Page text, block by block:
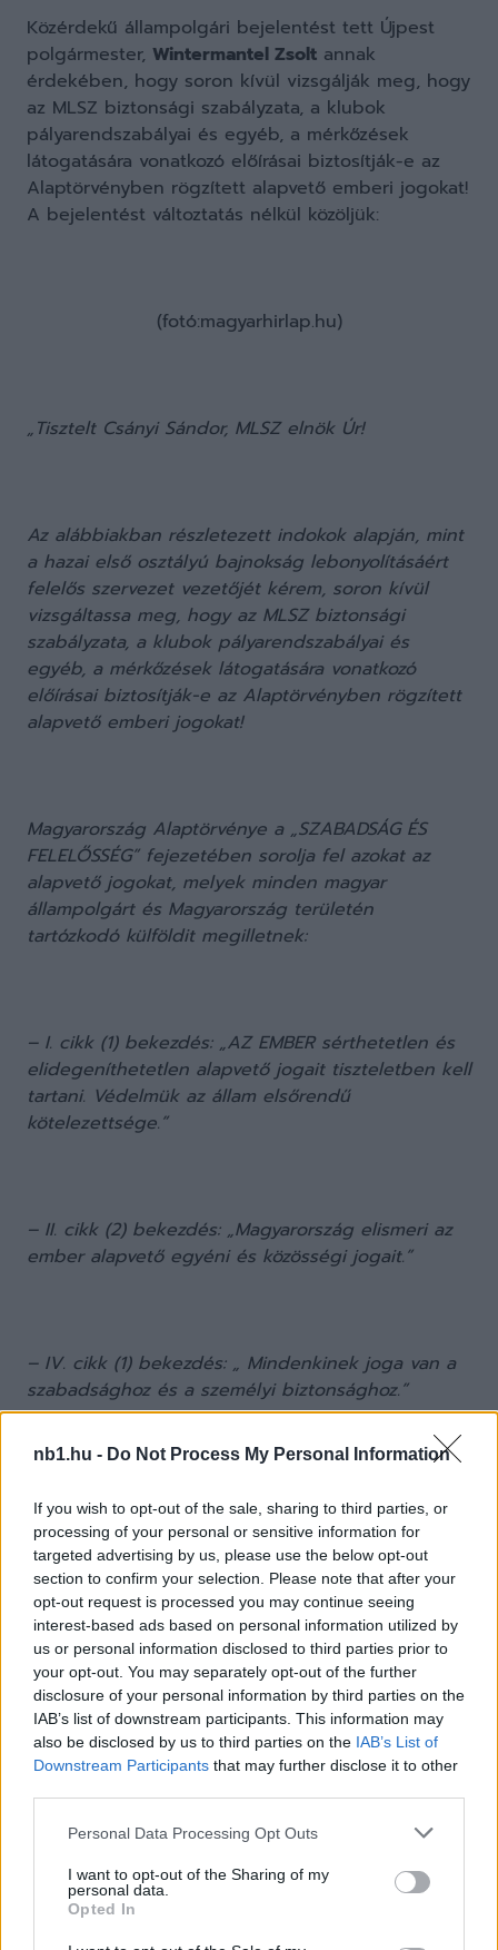
nb1.hu - Do Not Process My Personal Information
If you wish to opt-out of the sale, sharing to third parties, or
processing of your personal or sensitive information for
targeted advertising by us, please use the below opt-out
section to confirm your selection. Please note that after your
opt-out request is processed you may continue seeing
interest-based ads based on personal information utilized by
us or personal information disclosed to third parties prior to
your opt-out. You may separately opt-out of the further
disclosure of your personal information by third parties on the
IAB’s list of downstream participants. This information may
also be disclosed by us to third parties on the IAB’s List of
Downstream Participants that may further disclose it to other
Please note that this website/app uses one or more Google
not limited to your visit or usage behaviour. You may click to
grant or deny consent to Google and its third-party tags to
use your data for below specified purposes in below Google
consent section.
Personal Data Processing Opt Outs
I want to opt-out of the Sharing of my
personal data.
Opted In
Közérdekű állampolgári bejelentést tett Újpest
polgármester, Wintermantel Zsolt annak
érdekében, hogy soron kívül vizsgálják meg, hogy
az MLSZ biztonsági szabályzata, a klubok
pályarendszabályai és egyéb, a mérkőzések
látogatására vonatkozó előírásai biztosítják-e az
Alaptörvényben rögzített alapvető emberi jogokat!
A bejelentést változtatás nélkül közöljük:
(fotó:magyarhirlap.hu)
„Tisztelt Csányi Sándor, MLSZ elnök Úr!
Az alábbiakban részletezett indokok alapján, mint
a hazai első osztályú bajnokság lebonyolításáért
felelős szervezet vezetőjét kérem, soron kívül
vizsgáltassa meg, hogy az MLSZ biztonsági
szabályzata, a klubok pályarendszabályai és
egyéb, a mérkőzések látogatására vonatkozó
előírásai biztosítják-e az Alaptörvényben rögzített
alapvető emberi jogokat!
Magyarország Alaptörvénye a „SZABADSÁG ÉS
FELELŐSSÉG” fejezetében sorolja fel azokat az
alapvető jogokat, melyek minden magyar
állampolgárt és Magyarország területén
tartózkodó külföldit megilletnek:
– I. cikk (1) bekezdés: „AZ EMBER sérthetetlen és
elidegeníthetetlen alapvető jogait tiszteletben kell
tartani. Védelmük az állam elsőrendű
kötelezettsége.”
– II. cikk (2) bekezdés: „Magyarország elismeri az
ember alapvető egyéni és közösségi jogait.”
– IV. cikk (1) bekezdés: „ Mindenkinek joga van a
szabadsághoz és a személyi biztonsághoz.”
– IX. cikk (1) bekezdés: „Mindenkinek joga van a
véleménynyilvánítás szabadságához.”
– XXVII. cikk (1) bekezdés: „Mindenkinek, aki
törvényesen tartózkodik Magyarország területén,
joga van a szabad mozgáshoz és tartózkodási
helye szabad megválasztásához.”
Alkotmánybíróság számos esetben kimerítően
értekezett.